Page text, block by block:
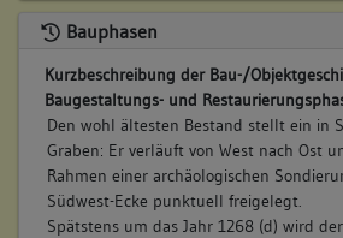
Bauphasen
Kurzbeschreibung der Bau-/
Baugestaltungs- und
Den wohl ältesten Bestand stellt ein in
Graben: Er verläuft von West nach Ost
Rahmen einer archäologischen
Südwest-Ecke punktuell freigelegt.
Spätstens um das Jahr 1268 (d) wird